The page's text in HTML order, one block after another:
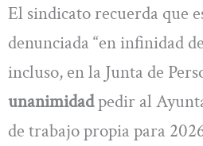
El sindicato recuerda que
denunciada “en infinidad
incluso, en la Junta de
unanimidadpedir al
de trabajo propia para